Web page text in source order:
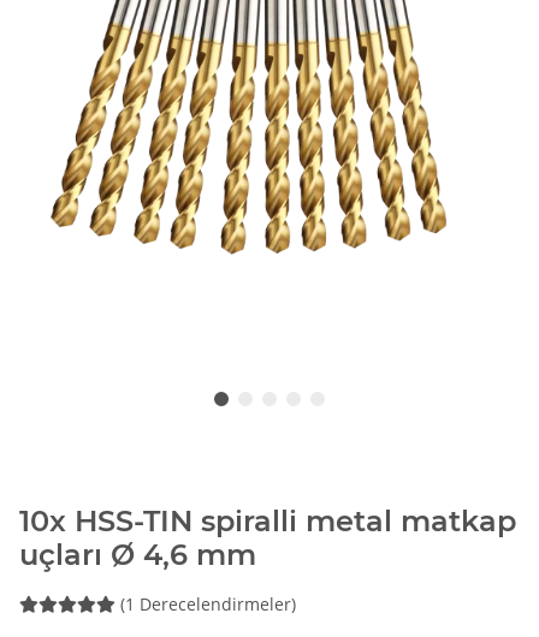
10x HSS-TIN spiralli metal matkap
uçları Ø 4,6 mm
(1 Derecelendirmeler)